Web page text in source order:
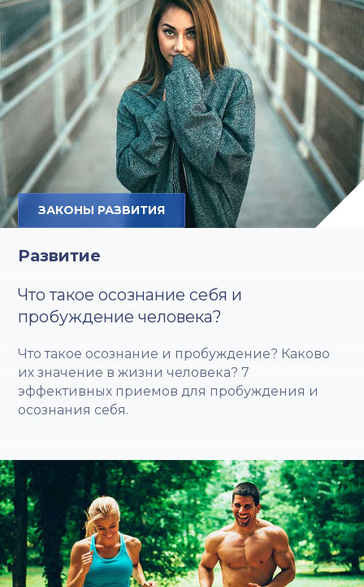
ЗАКОНЫ РАЗВИТИЯ
Развитие
Что такое осознание себя и
пробуждение человека?
Что такое осознание и пробуждение? Каково
их значение в жизни человека? 7
эффективных приемов для пробуждения и
осознания себя.